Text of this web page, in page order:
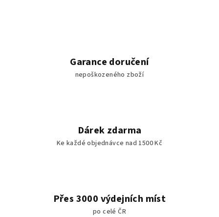
Garance doručení
nepoškozeného zboží
Dárek zdarma
Ke každé objednávce nad 1500 Kč
Přes 3000 výdejních míst
po celé ČR